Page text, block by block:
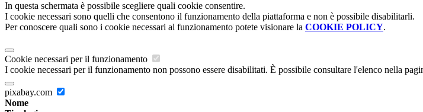
In questa schermata è possibile scegliere quali cookie consentire.
I cookie necessari sono quelli che consentono il funzionamento della piattaforma e non è possibile disabilitarli.
Per conoscere quali sono i cookie necessari al funzionamento potete visionare la COOKIE POLICY.
Cookie necessari per il funzionamento
I cookie necessari per il funzionamento non possono essere disabilitati. È possibile consultare l'elenco nella
pixabay.com
Nome